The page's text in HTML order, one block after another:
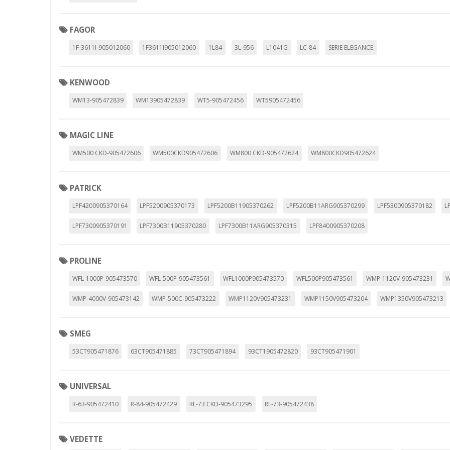
FAGOR
1F-3611I-905012060 1F3611I905012060 1L84 3L-956 L1041G LC-84 SERIE ELEGANCE
KENWOOD
WM13-905472839 WM13905472839 WT5-905472456 WT5905472456
MAGIC LINE
WM500 CKD-905472606 WM500CKD905472606 WM800 CKD-905472624 WM800CKD905472624
PATRICK
LPF4200905370164 LPF5200905370173 LPF5200B11905370262 LPF5200B11ARG905370299 LPF5300905370182
LPF7300905370191 LPF7300B11905370280 LPF7300B11ARG905370315 LPF8400905370208
PROLINE
WFL-1000P-905473570 WFL-500P-905473561 WFL1000P905473570 WFL500P905473561 WMP-1120V-905473231
WMP-4000V-905473142 WMP-500C-905473222 WMP1120V905473231 WMP1150V905473204 WMP1350V905473213
SMEG
53CT905471876 63CT905471885 73CT905471894 93CT1905472820 93CT905471901
UNIVERSAL
R-63-905472410 R-84-905472429 RL-73 CKD-905473295 RL-73-905472438
VEDETTE